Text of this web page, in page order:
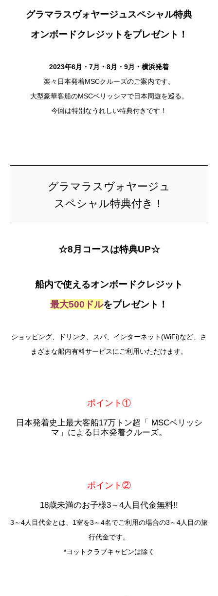
グラマラスヴォヤージュスペシャル特典
オンボードクレジットをプレゼント！
2023年6月・7月・8月・9月・横浜発着
楽々日本発着MSCクルーズのご案内です。
大型豪華客船のMSCベリッシマで日本周遊を巡る。
今回は特別なうれしい特典付きです！
グラマラスヴォヤージュ
スペシャル特典付き！
☆8月コースは特典UP☆
船内で使えるオンボードクレジット
最大500ドルをプレゼント！
ショッピング、ドリンク、スパ、インターネット(WiFi)など、さ
まざまな船内有料サービスにご利用いただけます。
ポイント①
日本発着史上最大客船17万トン超「 MSCベリッシ
マ」による日本発着クルーズ。
ポイント②
18歳未満のお子様3～4人目代金無料!!
3～4人目代金とは、1室を3～4名でご利用の場合の3～4人目の旅
行代金です。
*ヨットクラブキャビンは除く